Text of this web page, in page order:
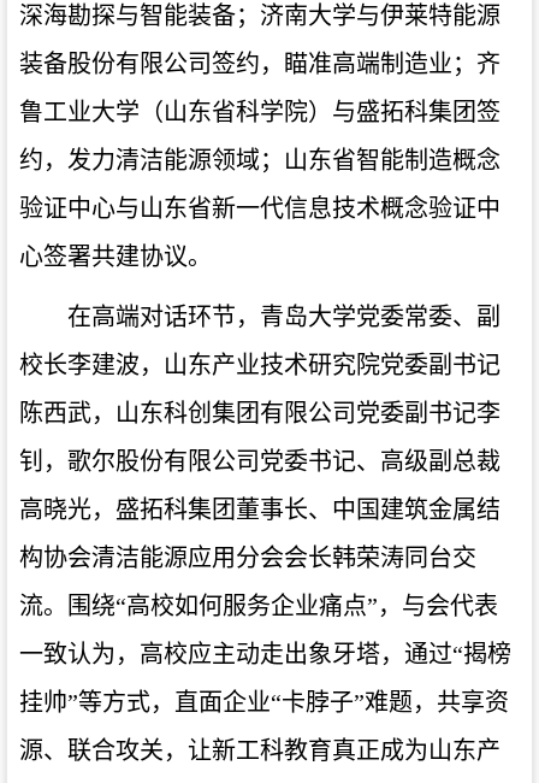
深海勘探与智能装备；济南大学与伊莱特能源
装备股份有限公司签约，瞄准高端制造业；齐
鲁工业大学（山东省科学院）与盛拓科集团签
约，发力清洁能源领域；山东省智能制造概念
验证中心与山东省新一代信息技术概念验证中
心签署共建协议。
在高端对话环节，青岛大学党委常委、副
校长李建波，山东产业技术研究院党委副书记
陈西武，山东科创集团有限公司党委副书记李
钊，歌尔股份有限公司党委书记、高级副总裁
高晓光，盛拓科集团董事长、中国建筑金属结
构协会清洁能源应用分会会长韩荣涛同台交
流。围绕“高校如何服务企业痛点”，与会代表
一致认为，高校应主动走出象牙塔，通过“揭榜
挂帅”等方式，直面企业“卡脖子”难题，共享资
源、联合攻关，让新工科教育真正成为山东产